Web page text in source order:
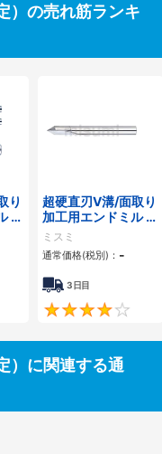
）の売れ筋ランキ
り
V
4.6
超硬直刃V溝/面取り
加工用エンドミル 2
枚刃/V溝
ミスミ
通常価格(税別)： -
3日目
）に関連する通